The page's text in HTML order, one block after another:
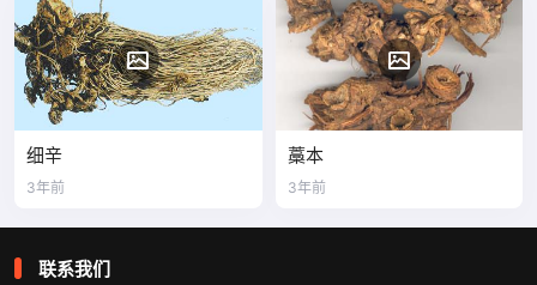
细辛
3年前
藁本
3年前
联系我们